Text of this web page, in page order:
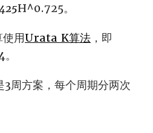
H^0.725。
用Urata K算法 ，即
周方案，每个周期分两次